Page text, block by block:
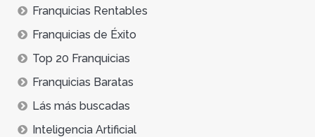
Franquicias Rentables
Franquicias de Éxito
Top 20 Franquicias
Franquicias Baratas
Lás más buscadas
Inteligencia Artificial